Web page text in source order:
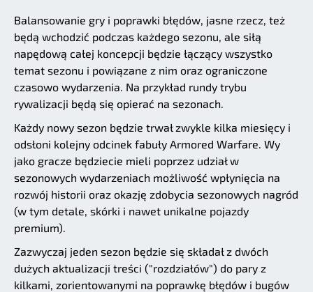
Balansowanie gry i poprawki błędów, jasne rzecz, też
będą wchodzić podczas każdego sezonu, ale siłą
napędową całej koncepcji będzie łączący wszystko
temat sezonu i powiązane z nim oraz ograniczone
czasowo wydarzenia. Na przykład rundy trybu
rywalizacji będą się opierać na sezonach.
Każdy nowy sezon będzie trwał zwykle kilka miesięcy i
odsłoni kolejny odcinek fabuły Armored Warfare. Wy
jako gracze będziecie mieli poprzez udział w
sezonowych wydarzeniach możliwość wpłynięcia na
rozwój historii oraz okazję zdobycia sezonowych nagród
(w tym detale, skórki i nawet unikalne pojazdy
premium).
Zazwyczaj jeden sezon będzie się składał z dwóch
dużych aktualizacji treści ("rozdziałów") do pary z
kilkami, zorientowanymi na poprawkę błędów i bugów